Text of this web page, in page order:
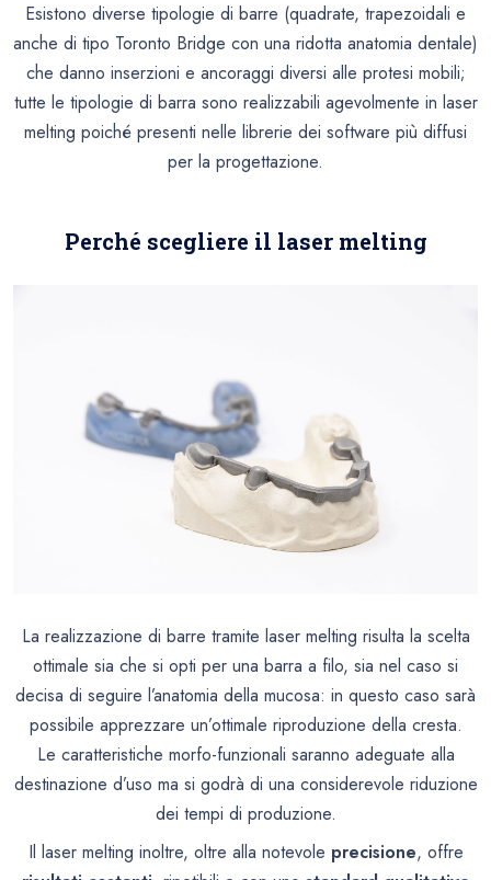
Esistono diverse tipologie di barre (quadrate, trapezoidali e
anche di tipo Toronto Bridge con una ridotta anatomia dentale)
che danno inserzioni e ancoraggi diversi alle protesi mobili;
tutte le tipologie di barra sono realizzabili agevolmente in laser
melting poiché presenti nelle librerie dei software più diffusi
per la progettazione.
Perché scegliere il laser melting
La realizzazione di barre tramite laser melting risulta la scelta
ottimale sia che si opti per una barra a filo, sia nel caso si
decisa di seguire l’anatomia della mucosa: in questo caso sarà
possibile apprezzare un’ottimale riproduzione della cresta.
Le caratteristiche morfo-funzionali saranno adeguate alla
destinazione d’uso ma si godrà di una considerevole riduzione
dei tempi di produzione.
Il laser melting inoltre, oltre alla notevole precisione, offre